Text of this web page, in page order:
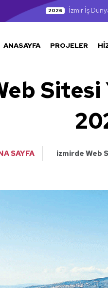
2026 İzmir İş
ANASAYFA PROJELER
Sitesi
SAYFA izmirde Web